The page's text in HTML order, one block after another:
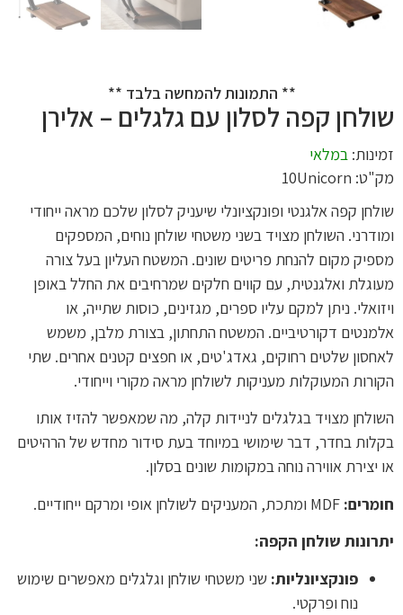
** התמונות להמחשה בלבד **
שולחן קפה לסלון עם גלגלים – אלירן
זמינות: במלאי
מק"ט: 10Unicorn
שולחן קפה אלגנטי ופונקציונלי שיעניק לסלון שלכם מראה ייחודי
ומודרני. השולחן מצויד בשני משטחי שולחן נוחים, המספקים
מספיק מקום להנחת פריטים שונים. המשטח העליון בעל צורה
מעוגלת ואלגנטית, עם קווים חלקים שמרחיבים את החלל באופן
ויזואלי. ניתן למקם עליו ספרים, מגזינים, כוסות שתייה, או
אלמנטים דקורטיביים. המשטח התחתון, בצורת מלבן, משמש
לאחסון שלטים רחוקים, גאדג'טים, או חפצים קטנים אחרים. שתי
הקורות המעוקלות מעניקות לשולחן מראה מקורי וייחודי.
השולחן מצויד בגלגלים לניידות קלה, מה שמאפשר להזיז אותו
בקלות בחדר, דבר שימושי במיוחד בעת סידור מחדש של הרהיטים
או יצירת אווירה נוחה במקומות שונים בסלון.
חומרים:
יתרונות שולחן הקפה:
פונקציונליות: שני משטחי שולחן וגלגלים מאפשרים שימוש
נוח ופרקטי.